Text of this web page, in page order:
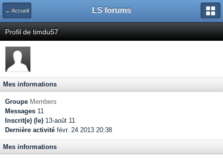
← Accueil LS forums
Profil de timdu57
Mes informations
Groupe Members
Messages 11
Inscrit(e) (le) 13-août 11
Dernière activité févr. 24 2013 20:38
Mes informations